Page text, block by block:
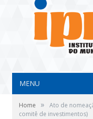
MENU
Home »
Ato de
comitê de investimentos)